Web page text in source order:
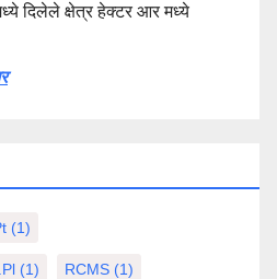
दिलेले क्षेत्र हेक्टर आर मध्ये
(1)
(1) RCMS (1)